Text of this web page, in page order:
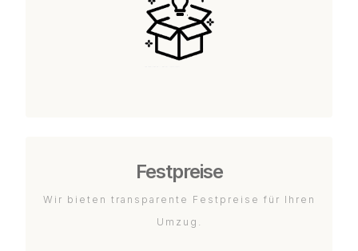
Festpreise
Wir bieten transparente Festpreise für Ihren
Umzug.